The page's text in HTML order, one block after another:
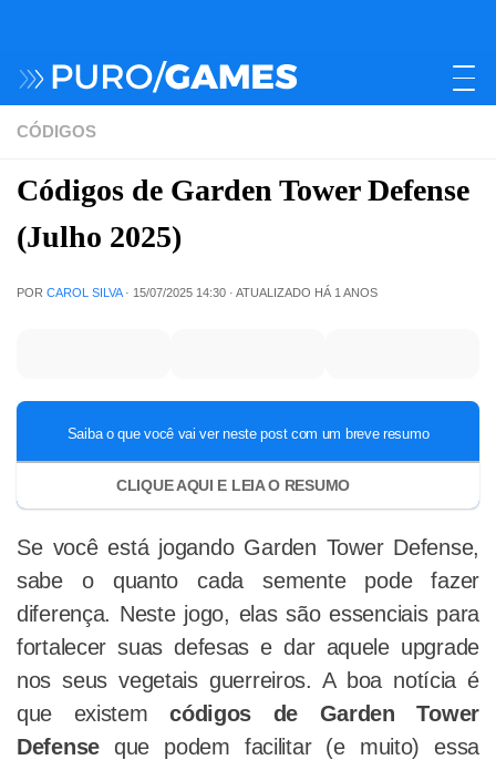
CÓDIGOS
Códigos de Garden Tower Defense
(Julho 2025)
POR CAROL SILVA · 15/07/2025 14:30 · ATUALIZADO HÁ 1 ANOS
Se você está jogando Garden Tower Defense,
sabe o quanto cada semente pode fazer
diferença. Neste jogo, elas são essenciais para
fortalecer suas defesas e dar aquele upgrade
nos seus vegetais guerreiros. A boa notícia é
que existemcódigos de Garden Tower
Defenseque podem facilitar (e muito) essa